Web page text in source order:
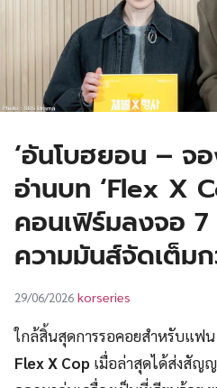
‘อันโบฮยอน – จ
อ่านบท ‘Flex X
คอนเฟิร์มลงจอ
ความมันส์จัดเต็มก
29/06/2026 korseries
ใกล้สิ้นสุดการรอคอยสำหรับแฟ
Flex X Cop เมื่อล่าสุดได้ส่งสัญ